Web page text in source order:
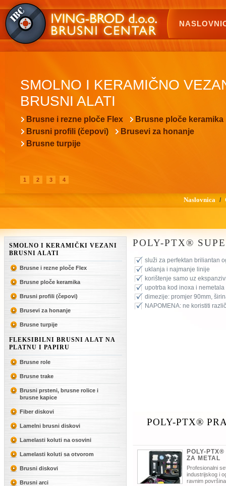
SMOLNO I KERAMIČNO
BRUSNI ALATI
Brusne i rezne ploče Flex
Brusne ploče keramika
Brusni profili (čepovi)
Brusevi za honanje
Brusne turpije
1 2 3 4
SMOLNO I KERAMIČKI VEZANI
BRUSNI ALATI
Brusne i rezne ploče Flex
Brusne ploče keramika
Brusni profili (čepovi)
Brusevi za honanje
Brusne turpije
FLEKSIBILNI BRUSNI ALAT NA
PLATNU I PAPIRU
Brusne role
Brusne trake
Brusni prsteni, brusne rolice i
brusne kapice
Fiber diskovi
Lamelni brusni diskovi
Lamelasti koluti na osovini
Lamelasti koluti sa otvorom
Brusni diskovi
Brusni arci
Naslovnica /
POLY-PTX®
služi za perfektan briliantan
uklanja i najmanje linije
korištenje samo uz
upotrba kod inoxa i nemetala
dimezije: promjer 90mm,
NAPOMENA: ne koristiti
POLY-PTX®
POLY-
ZA METAL
Profesionalni
industrijskog i
ravnim